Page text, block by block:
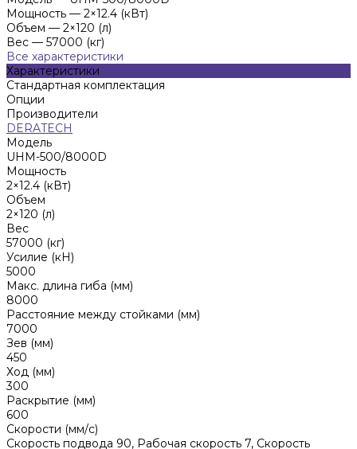
Мощность — 2×12.4 (кВт)
Объем — 2×120 (л)
Вес — 57000 (кг)
Все характеристики
Характеристики
Стандартная комплектация
Опции
Производители
DERATECH
Модель
UHM-500/8000D
Мощность
2×12.4 (кВт)
Объем
2×120 (л)
Вес
57000 (кг)
Усилие (кН)
5000
Макс. длина гиба (мм)
8000
Расстояние между стойками (мм)
7000
Зев (мм)
450
Ход (мм)
300
Раскрытие (мм)
600
Скорости (мм/с)
Скорость подвода 90, Рабочая скорость 7, Скорость